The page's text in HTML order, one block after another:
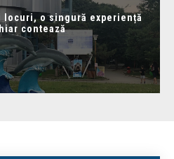
locuri, o singură experiență
contează